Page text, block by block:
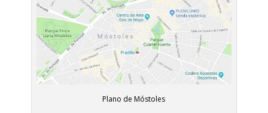
Plano de Móstoles